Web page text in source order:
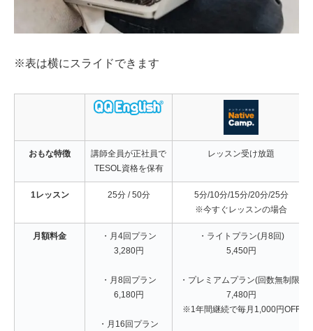
※表は横にスライドできます
おもな特徴
講師全員が正社員で
TESOL資格を保有
レッスン受け放題
1レッスン 25分 / 50分
5分/10分/15分/20分/25分
※今すぐレッスンの場合
月額料金
・月4回プラン
3,280円
・月8回プラン
6,180円
・月16回プラン
・ライトプラン(月8回)
5,450円
・プレミアムプラン(回数無制限)
7,480円
※1年間継続で毎月1,000円OFF